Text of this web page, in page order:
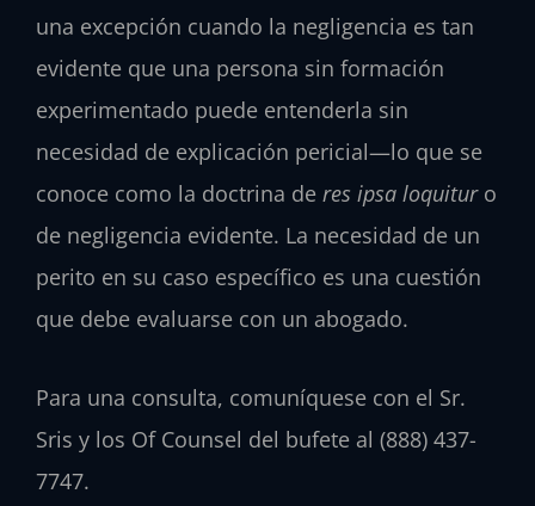
una excepción cuando la negligencia es tan
evidente que una persona sin formación
experimentado puede entenderla sin
necesidad de explicación pericial—lo que se
conoce como la doctrina de res ipsa loquituro
de negligencia evidente. La necesidad de un
perito en su caso específico es una cuestión
que debe evaluarse con un abogado.
Para una consulta, comuníquese con el Sr.
Sris y los Of Counsel del bufete al (888) 437-
7747.